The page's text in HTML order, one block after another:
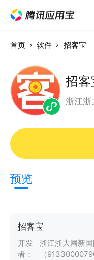
首页 软件 招客宝
招客
预览
招客宝
开发
者：
浙江浙大网新
（